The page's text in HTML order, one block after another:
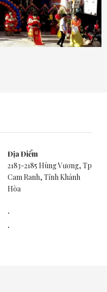
Địa Điểm
2183-2185 Hùng Vương, Tp
Cam Ranh, Tỉnh Khánh
Hòa
.
.